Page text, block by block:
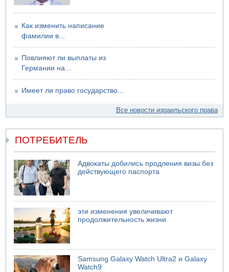
Как изменить написание
фамилии в...
Повлияют ли выплаты из
Германии на...
Имеет ли право государство...
Все новости израильского права
ПОТРЕБИТЕЛЬ
Адвокаты добились продления визы без
действующего паспорта
эти изменения увеличивают
продолжительность жизни
Samsung Galaxy Watch Ultra2 и Galaxy
Watch9